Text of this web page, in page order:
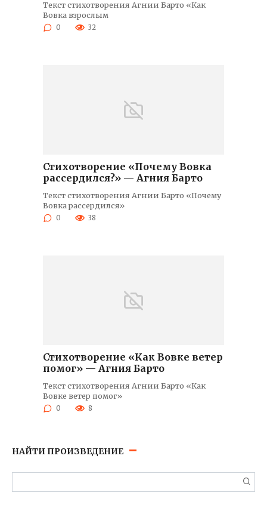
Текст стихотворения Агнии Барто «Как
Вовка взрослым
0 32
Стихотворение «Почему Вовка
рассердился?» — Агния Барто
Текст стихотворения Агнии Барто «Почему
Вовка рассердился»
0 38
Стихотворение «Как Вовке ветер
помог» — Агния Барто
Текст стихотворения Агнии Барто «Как
Вовке ветер помог»
0 8
НАЙТИ ПРОИЗВЕДЕНИЕ